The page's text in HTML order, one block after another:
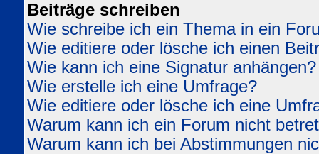
Beiträge schreiben
Wie schreibe ich ein Thema in ein
Wie editiere oder lösche ich einen
Wie kann ich eine Signatur anhängen?
Wie erstelle ich eine Umfrage?
Wie editiere oder lösche ich eine
Warum kann ich ein Forum nicht
Warum kann ich bei Abstimmungen